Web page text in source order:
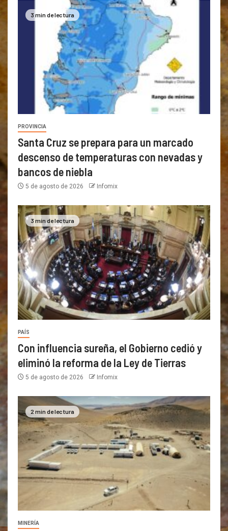
3 min de lectura
PROVINCIA
Santa Cruz se prepara para un marcado
descenso de temperaturas con nevadas y
bancos de niebla
5 de agosto de 2026 Infomix
3 min de lectura
PAÍS
Con influencia sureña, el Gobierno cedió y
eliminó la reforma de la Ley de Tierras
5 de agosto de 2026 Infomix
2 min de lectura
MINERÍA